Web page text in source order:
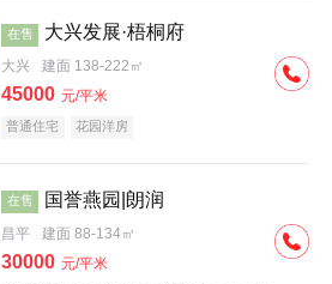
在售 大兴发展·梧桐府
大兴 建面 138-222㎡
45000 元/平米
普通住宅 花园洋房
在售 国誉燕园|朗润
昌平 建面 88-134㎡
30000 元/平米